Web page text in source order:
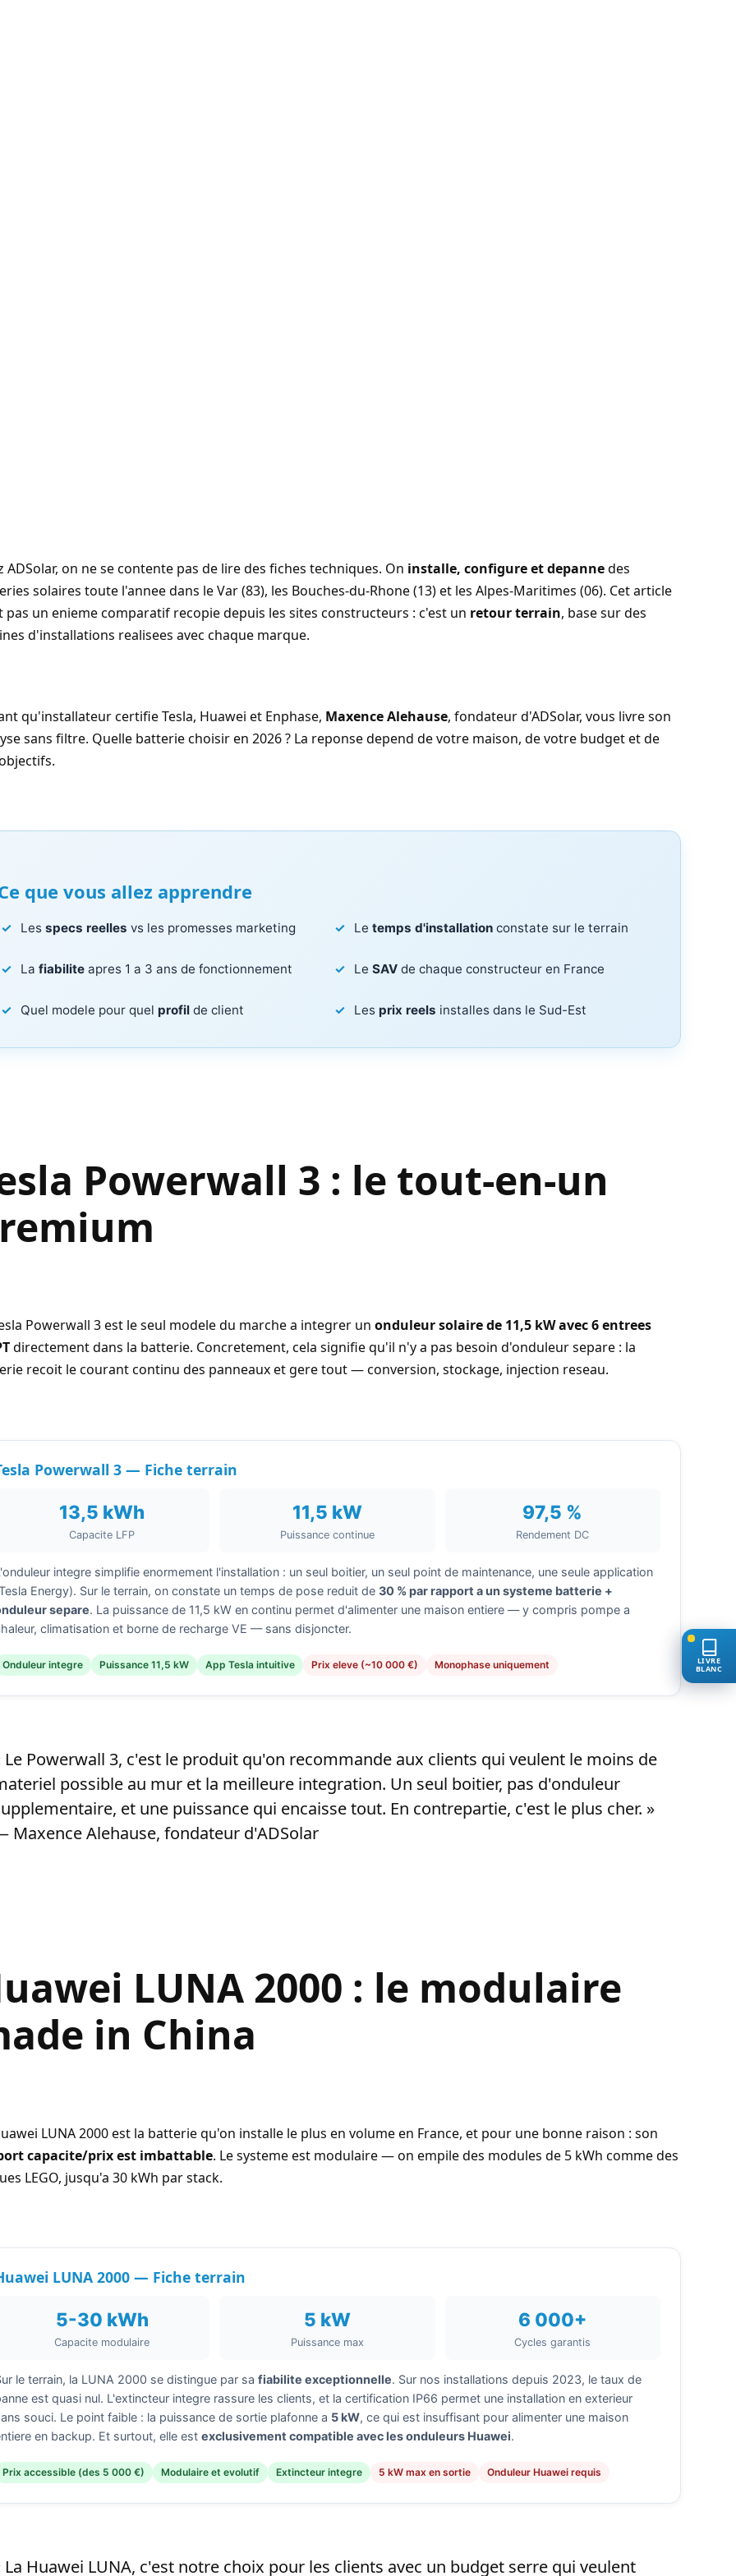
ADSolar, on ne se contente pas de lire des fiches techniques. On installe, configure et depannedes
solaires toute l'annee dans leVar (83), les Bouches-du-Rhone (13) et les Alpes-Maritimes (06). Cet article
pas un enieme comparatif recopie depuis les sites constructeurs : c'est un retour terrain, base sur des
d'installations realisees avec chaque marque.
qu'installateur certifieTesla, Huawei et Enphase, Maxence Alehause, fondateur d'ADSolar, vous livre son
sans filtre. Quelle batterie choisir en 2026 ? La reponse depend de votre maison, de votre budget et de
que vous allez apprendre
Lesspecs reelles vs les promesses marketing Le temps d'installationconstate sur le terrain
Lafiabilite apres 1 a 3 ans de fonctionnement Le SAVde chaque constructeur en France
Quel modele pour quel profil de client Les prix reels installes dans le Sud-Est
Powerwall 3 : le tout-en-un
Powerwall 3est le seul modele du marche a integrer unonduleur solaire de 11,5 kW avec 6 entrees
directement dans la batterie. Concretement, cela signifie qu'il n'y a pas besoin d'onduleur separe : la
recoit le courant continu des panneaux et gere tout — conversion, stockage, injection reseau.
Powerwall 3 — Fiche terrain
13,5 kWh
Capacite LFP
11,5 kW
Puissance continue
97,5 %
Rendement DC
integre simplifie enormement l'installation : un seul boitier, un seul point de maintenance, une seule application
Energy). Sur le terrain, on constate un temps de pose reduit de30 % par rapport a un systeme batterie +
separe. La puissance de 11,5 kW en continu permet d'alimenter une maison entiere — y compris pompe a
climatisation et borne de recharge VE — sans disjoncter.
Onduleur integre Puissance 11,5 kW App Tesla intuitive Prix eleve (~10 000 €) Monophase uniquement
Le Powerwall 3, c'est le produit qu'on recommande aux clients qui veulent le moins de
possible au mur et la meilleure integration. Un seul boitier, pas d'onduleur
et une puissance qui encaisse tout. En contrepartie, c'est le plus cher. »
Maxence Alehause, fondateur d'ADSolar
LUNA 2000 : le modulaire
in China
LUNA 2000 est la batterie qu'on installe le plus en volume en France, et pour une bonne raison : son
capacite/prix est imbattable. Le systeme est modulaire — on empile des modules de 5 kWh comme des
LEGO, jusqu'a 30 kWh par stack.
LUNA 2000 — Fiche terrain
5-30 kWh
Capacite modulaire
5 kW
Puissance max
6 000+
Cycles garantis
le terrain, la LUNA 2000 se distingue par safiabilite exceptionnelle. Sur nos installations depuis 2023, le taux de
est quasi nul. L'extincteur integre rassure les clients, et la certification IP66 permet une installation en exterieur
souci. Le point faible : la puissance de sortie plafonne a 5 kW, ce qui est insuffisant pour alimenter une maison
en backup. Et surtout, elle estexclusivement compatible avec les onduleurs Huawei.
Prix accessible (des 5 000 €) Modulaire et evolutif Extincteur integre 5 kW max en sortie Onduleur Huawei requis
La Huawei LUNA, c'est notre choix pour les clients avec un budget serre qui veulent
LIVRE
BLANC